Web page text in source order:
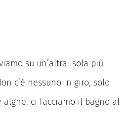
su un’altra isola più
c’é nessuno in giro, solo
alghe, ci facciamo il bagno al